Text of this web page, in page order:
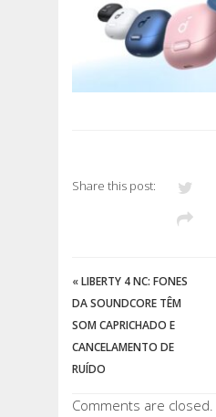
Share this post:
«LIBERTY 4 NC: FONES
DA SOUNDCORE TÊM
SOM CAPRICHADO E
CANCELAMENTO DE
RUÍDO
Comments are closed.